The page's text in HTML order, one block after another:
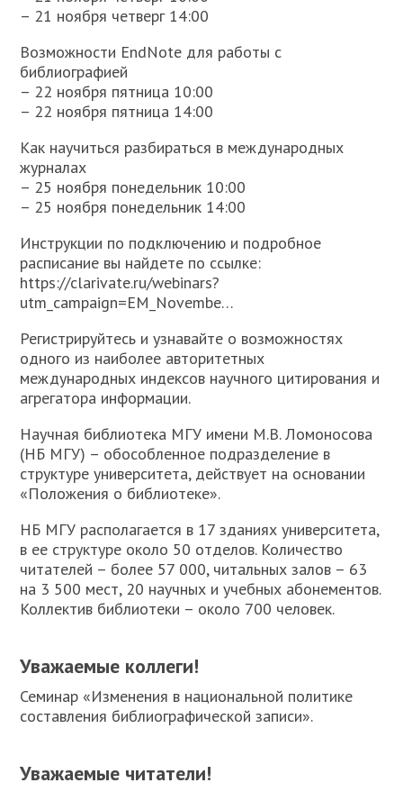
– 21 ноября четверг 14:00
Возможности EndNote для работы с
библиографией
– 22 ноября пятница 10:00
– 22 ноября пятница 14:00
Как научиться разбираться в международных
журналах
– 25 ноября понедельник 10:00
– 25 ноября понедельник 14:00
Инструкции по подключению и подробное
расписание вы найдете по ссылке:
https://clarivate.ru/webinars?
utm_campaign=EM_Novembe…
Регистрируйтесь и узнавайте о возможностях
одного из наиболее авторитетных
международных индексов научного цитирования и
агрегатора информации.
Научная библиотека МГУ имени М.В. Ломоносова
(НБ МГУ) – обособленное подразделение в
структуре университета, действует на основании
«Положения о библиотеке».
НБ МГУ располагается в 17 зданиях университета,
в ее структуре около 50 отделов. Количество
читателей – более 57 000, читальных залов – 63
на 3 500 мест, 20 научных и учебных абонементов.
Коллектив библиотеки – около 700 человек.
Уважаемые коллеги!
Семинар «Изменения в национальной политике
составления библиографической записи».
Уважаемые читатели!